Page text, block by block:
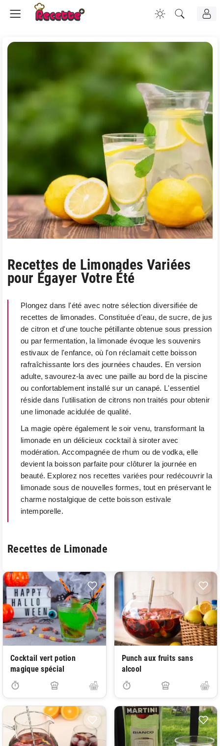
Recettes de Limonades Variées
pour Égayer Votre Été
Plongez dans l'été avec notre sélection diversifiée de
recettes de limonades. Constituée d'eau, de sucre, de jus
de citron et d'une touche pétillante obtenue sous pression
ou par fermentation, la limonade évoque les souvenirs
estivaux de l'enfance, où l'on réclamait cette boisson
rafraîchissante lors des journées chaudes. En version
adulte, savourez-la avec une paille au bord de la piscine
ou confortablement installé sur un canapé. L'essentiel
réside dans l'utilisation de citrons non traités pour obtenir
une limonade acidulée de qualité.
La magie opère également le soir venu, transformant la
limonade en un délicieux cocktail à siroter avec
modération. Accompagnée de rhum ou de vodka, elle
devient la boisson parfaite pour clôturer la journée en
beauté. Explorez nos recettes variées pour redécouvrir la
limonade sous de nouvelles formes, tout en préservant le
charme nostalgique de cette boisson estivale
intemporelle.
Recettes de Limonade
Cocktail vert potion
magique spécial
Punch aux fruits sans
alcool